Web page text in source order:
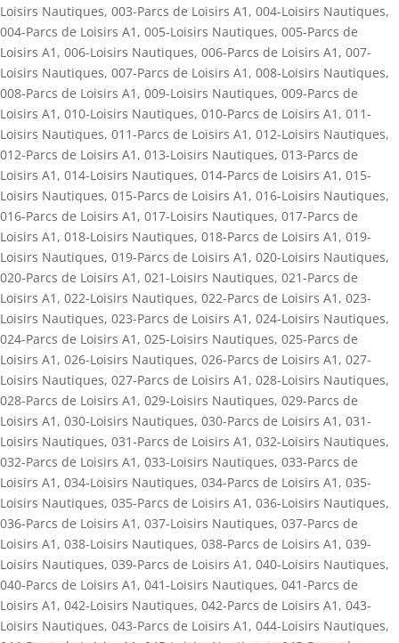
Loisirs Nautiques, 003-Parcs de Loisirs A1 , 004-Loisirs Nautiques,
004-Parcs de Loisirs A1 , 005-Loisirs Nautiques, 005-Parcs de
Loisirs A1 , 006-Loisirs Nautiques, 006-Parcs de Loisirs A1 , 007-
Loisirs Nautiques, 007-Parcs de Loisirs A1 , 008-Loisirs Nautiques,
008-Parcs de Loisirs A1 , 009-Loisirs Nautiques, 009-Parcs de
Loisirs A1 , 010-Loisirs Nautiques, 010-Parcs de Loisirs A1 , 011-
Loisirs Nautiques, 011-Parcs de Loisirs A1 , 012-Loisirs Nautiques,
012-Parcs de Loisirs A1 , 013-Loisirs Nautiques, 013-Parcs de
Loisirs A1 , 014-Loisirs Nautiques, 014-Parcs de Loisirs A1 , 015-
Loisirs Nautiques, 015-Parcs de Loisirs A1 , 016-Loisirs Nautiques,
016-Parcs de Loisirs A1 , 017-Loisirs Nautiques, 017-Parcs de
Loisirs A1 , 018-Loisirs Nautiques, 018-Parcs de Loisirs A1 , 019-
Loisirs Nautiques, 019-Parcs de Loisirs A1 , 020-Loisirs Nautiques,
020-Parcs de Loisirs A1 , 021-Loisirs Nautiques, 021-Parcs de
Loisirs A1 , 022-Loisirs Nautiques, 022-Parcs de Loisirs A1 , 023-
Loisirs Nautiques, 023-Parcs de Loisirs A1 , 024-Loisirs Nautiques,
024-Parcs de Loisirs A1 , 025-Loisirs Nautiques, 025-Parcs de
Loisirs A1 , 026-Loisirs Nautiques, 026-Parcs de Loisirs A1 , 027-
Loisirs Nautiques, 027-Parcs de Loisirs A1 , 028-Loisirs Nautiques,
028-Parcs de Loisirs A1 , 029-Loisirs Nautiques, 029-Parcs de
Loisirs A1 , 030-Loisirs Nautiques, 030-Parcs de Loisirs A1 , 031-
Loisirs Nautiques, 031-Parcs de Loisirs A1 , 032-Loisirs Nautiques,
032-Parcs de Loisirs A1 , 033-Loisirs Nautiques, 033-Parcs de
Loisirs A1 , 034-Loisirs Nautiques, 034-Parcs de Loisirs A1 , 035-
Loisirs Nautiques, 035-Parcs de Loisirs A1 , 036-Loisirs Nautiques,
036-Parcs de Loisirs A1 , 037-Loisirs Nautiques, 037-Parcs de
Loisirs A1 , 038-Loisirs Nautiques, 038-Parcs de Loisirs A1 , 039-
Loisirs Nautiques, 039-Parcs de Loisirs A1 , 040-Loisirs Nautiques,
040-Parcs de Loisirs A1 , 041-Loisirs Nautiques, 041-Parcs de
Loisirs A1 , 042-Loisirs Nautiques, 042-Parcs de Loisirs A1 , 043-
Loisirs Nautiques, 043-Parcs de Loisirs A1 , 044-Loisirs Nautiques,